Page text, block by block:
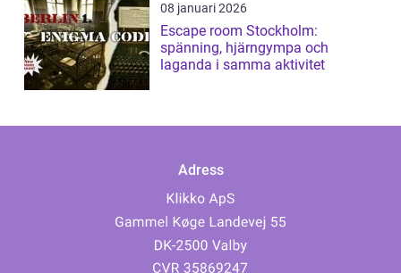
08 januari 2026
Escape room Stockholm:
spänning, hjärngympa och
laganda i samma aktivitet
Adress